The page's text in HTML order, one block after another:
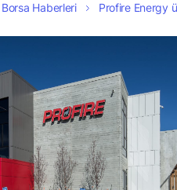
Borsa Haberleri Profire Energy